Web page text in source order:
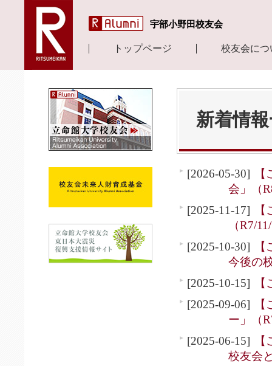
宇部小野田校友会
トップページ 校友会につ
新着情
[2026-05-30]
会」（
[2025-11-17]
（R7/
[2025-10-30]
今後の
[2025-10-15]
[2025-09-06]
ー」（
[2025-06-15]
校友会